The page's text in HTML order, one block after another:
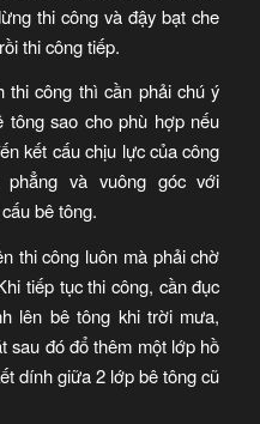
thi công và đậy bạt che
thi công tiếp.
thi công thì cần phải chú ý
tông sao cho phù hợp nếu
kết cấu chịu lực của công
và vuông góc với
bê tông.
thi công luôn mà phải chờ
tiếp tục thi công, cần đục
lên bê tông khi trời mưa,
sau đó đổ thêm một lớp hồ
dính giữa 2 lớp bê tông cũ